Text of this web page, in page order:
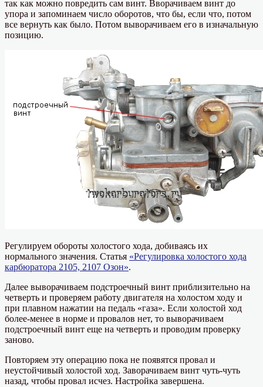
так как можно повредить сам винт. Вворачиваем винт до
упора и запоминаем число оборотов, что бы, если что, потом
все вернуть как было. Потом выворачиваем его в изначальную
позицию.
Регулируем обороты холостого хода, добиваясь их
нормального значения. Статья «Регулировка холостого хода
карбюратора 2105, 2107 Озон».
Далее выворачиваем подстроечный винт приблизительно на
четверть и проверяем работу двигателя на холостом ходу и
при плавном нажатии на педаль «газа». Если холостой ход
более-менее в норме и провалов нет, то выворачиваем
подстроечный винт еще на четверть и проводим проверку
заново.
Повторяем эту операцию пока не появятся провал и
неустойчивый холостой ход. Заворачиваем винт чуть-чуть
назад, чтобы провал исчез. Настройка завершена.